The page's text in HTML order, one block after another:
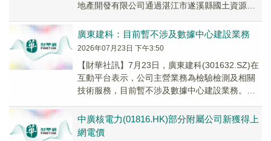
地產開發有限公司通過湛江市遂溪縣國土資源局
廣東建科：目前暫不涉及數據中心建設業務
2026年07月23日 下午3:50
【財華社訊】7月23日，廣東建科(301632.SZ)在
互動平台表示，公司主營業務為檢驗檢測及相關
技術服務，目前暫不涉及數據中心建設業務。公
中廣核電力(01816.HK)部分附屬公司新獲得上
網電價